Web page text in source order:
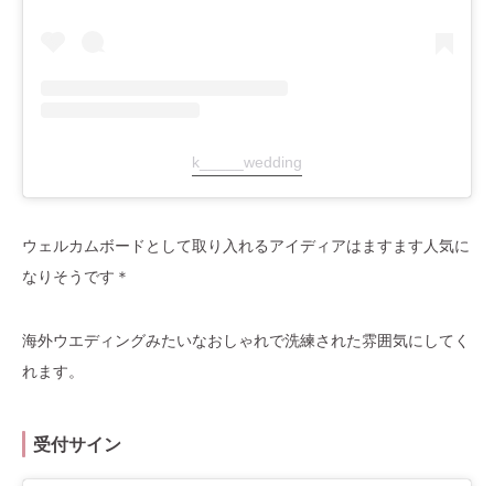
k_____wedding
ウェルカムボードとして取り入れるアイディアはますます人気に
なりそうです＊
海外ウエディングみたいなおしゃれで洗練された雰囲気にしてく
れます。
受付サイン